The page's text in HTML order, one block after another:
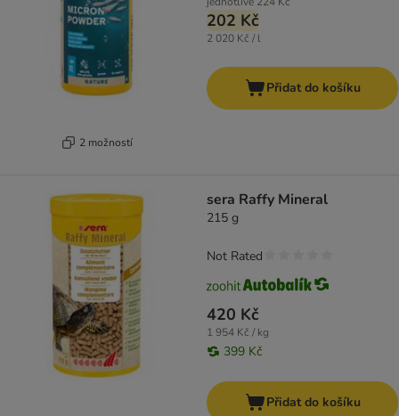
2 možností
202 Kč
2 020 Kč / l
Přidat do košíku
sera Raffy Mineral
215 g
420 Kč
1 954 Kč / kg
399 Kč
Not Rated
Přidat do košíku